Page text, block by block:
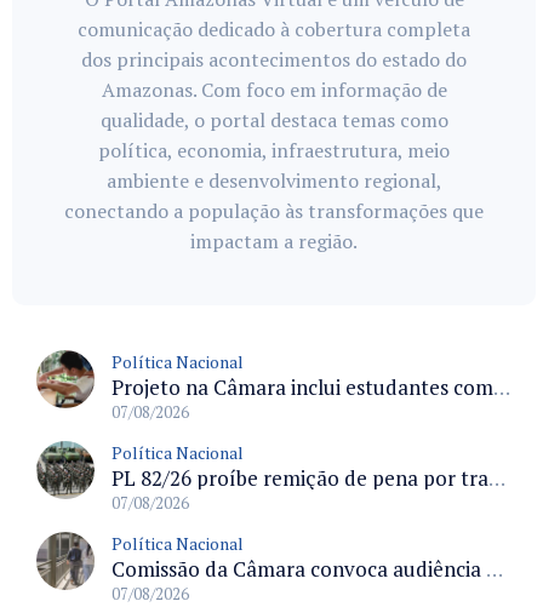
comunicação dedicado à cobertura completa
dos principais acontecimentos do estado do
Amazonas. Com foco em informação de
qualidade, o portal destaca temas como
política, economia, infraestrutura, meio
ambiente e desenvolvimento regional,
conectando a população às transformações que
impactam a região.
Política Nacional
Projeto na Câmara inclui estudantes com deficiência no regime escolar especial da LDB e estabelece critérios para frequência
07/08/2026
Política Nacional
PL 82/26 proíbe remição de pena por trabalho em funções militares para condenados por crimes contra o Estado Democrático de Direito
07/08/2026
Política Nacional
Comissão da Câmara convoca audiência para discutir misoginia nas escolas e universidades após divulgação de listas misóginas
07/08/2026